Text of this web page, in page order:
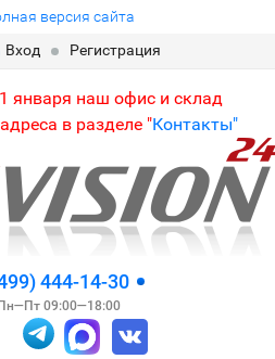
версия сайта
Вход
Регистрация
января наш офис и склад
в разделе "Контакты"
444-14-30
Пн—Пт 09:00—18:00